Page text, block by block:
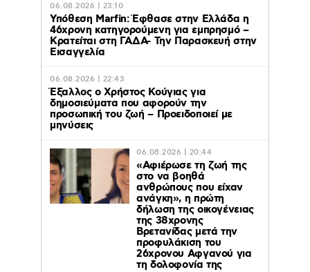
06.08.2026 | 23:10
Υπόθεση Marfin: Έφθασε στην Ελλάδα η
46χρονη κατηγορούμενη για εμπρησμό –
Κρατείται στη ΓΑΔΑ- Την Παρασκευή στην
Εισαγγελία
06.08.2026 | 22:43
Έξαλλος ο Χρήστος Κούγιας για
δημοσιεύματα που αφορούν την
προσωπική του ζωή – Προειδοποιεί με
μηνύσεις
06.08.2026 | 20:44
«Αφιέρωσε τη ζωή της
στο να βοηθά
ανθρώπους που είχαν
ανάγκη», η πρώτη
δήλωση της οικογένειας
της 38χρονης
Βρετανίδας μετά την
προφυλάκιση του
26χρονου Αφγανού για
τη δολοφονία της